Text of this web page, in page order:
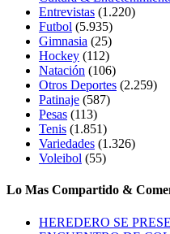
Entrevistas (1.220)
Futbol (5.935)
Gimnasia (25)
Hockey (112)
Natación (106)
Otros Deportes (2.259)
Patinaje (587)
Pesas (113)
Tenis (1.851)
Variedades (1.326)
Voleibol (55)
Lo Mas Compartido &
HEREDERO SE